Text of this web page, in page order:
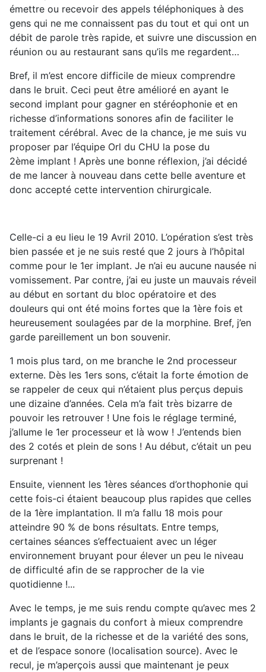
émettre ou recevoir des appels téléphoniques à des
gens qui ne me connaissent pas du tout et qui ont un
débit de parole très rapide, et suivre une discussion en
réunion ou au restaurant sans qu’ils me regardent…
Bref, il m’est encore difficile de mieux comprendre
dans le bruit. Ceci peut être amélioré en ayant le
second implant pour gagner en stéréophonie et en
richesse d’informations sonores afin de faciliter le
traitement cérébral. Avec de la chance, je me suis vu
proposer par l’équipe Orl du CHU la pose du
2ème implant ! Après une bonne réflexion, j’ai décidé
de me lancer à nouveau dans cette belle aventure et
donc accepté cette intervention chirurgicale.
Celle-ci a eu lieu le 19 Avril 2010. L’opération s’est très
bien passée et je ne suis resté que 2 jours à l’hôpital
comme pour le 1er implant. Je n’ai eu aucune nausée ni
vomissement. Par contre, j’ai eu juste un mauvais réveil
au début en sortant du bloc opératoire et des
douleurs qui ont été moins fortes que la 1ère fois et
heureusement soulagées par de la morphine. Bref, j’en
garde pareillement un bon souvenir.
1 mois plus tard, on me branche le 2nd processeur
externe. Dès les 1ers sons, c’était la forte émotion de
se rappeler de ceux qui n’étaient plus perçus depuis
une dizaine d’années. Cela m’a fait très bizarre de
pouvoir les retrouver ! Une fois le réglage terminé,
j’allume le 1er processeur et là wow ! J’entends bien
des 2 cotés et plein de sons ! Au début, c’était un peu
surprenant !
Ensuite, viennent les 1ères séances d’orthophonie qui
cette fois-ci étaient beaucoup plus rapides que celles
de la 1ère implantation. Il m’a fallu 18 mois pour
atteindre 90 % de bons résultats. Entre temps,
certaines séances s’effectuaient avec un léger
environnement bruyant pour élever un peu le niveau
de difficulté afin de se rapprocher de la vie
quotidienne !...
Avec le temps, je me suis rendu compte qu’avec mes 2
implants je gagnais du confort à mieux comprendre
dans le bruit, de la richesse et de la variété des sons,
et de l’espace sonore (localisation source). Avec le
recul, je m’aperçois aussi que maintenant je peux